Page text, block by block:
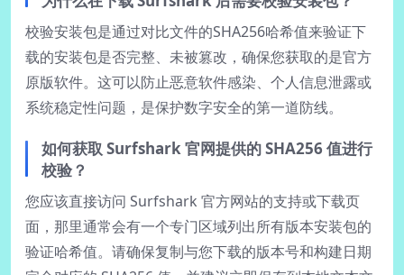
校验安装包是通过对比文件的SHA256哈希值来验证下
载的安装包是否完整、未被篡改，确保您获取的是官方
原版软件。这可以防止恶意软件感染、个人信息泄露或
系统稳定性问题，是保护数字安全的第一道防线。
如何获取 Surfshark 官网提供的 SHA256 值进行
校验？
您应该直接访问 Surfshark 官方网站的支持或下载页
面，那里通常会有一个专门区域列出所有版本安装包的
验证哈希值。请确保复制与您下载的版本号和构建日期